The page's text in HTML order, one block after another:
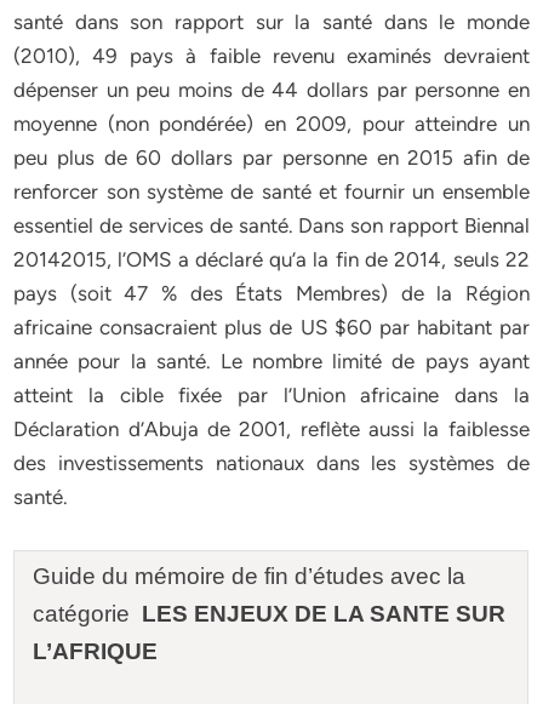
santé dans son rapport sur la santé dans le monde
(2010), 49 pays à faible revenu examinés devraient
dépenser un peu moins de 44 dollars par personne en
moyenne (non pondérée) en 2009, pour atteindre un
peu plus de 60 dollars par personne en 2015 afin de
renforcer son système de santé et fournir un ensemble
essentiel de services de santé. Dans son rapport Biennal
20142015, l’OMS a déclaré qu’a la fin de 2014, seuls 22
pays (soit 47 % des États Membres) de la Région
africaine consacraient plus de US $60 par habitant par
année pour la santé. Le nombre limité de pays ayant
atteint la cible fixée par l’Union africaine dans la
Déclaration d’Abuja de 2001, reflète aussi la faiblesse
des investissements nationaux dans les systèmes de
santé.
Guide du mémoire de fin d’études avec la
catégorie LES ENJEUX DE LA SANTE SUR
L’AFRIQUE